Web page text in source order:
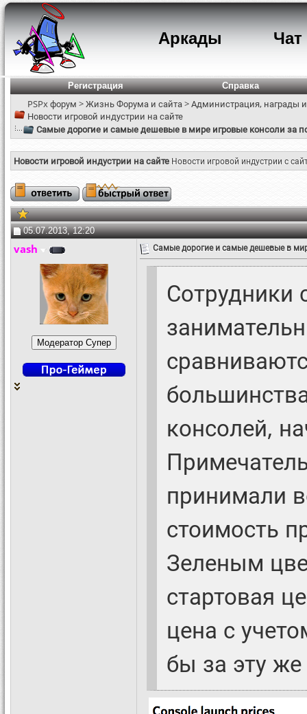
Аркады Чат
Регистрация Справка
PSPx форум >Жизнь Форума и сайта>Администрация, награды
Новости игровой индустрии на сайте
Самые дорогие и самые дешевые в мире игровые консоли за
Новости игровой индустрии на сайтеНовости игровой индустрии с
05.07.2013, 12:20
vash Самые дорогие и самые дешевые в
Сотрудники
консолей,
принимали
стоимость
Зеленым
стартовая
цена с
бы за эту